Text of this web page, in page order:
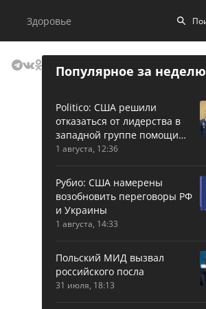
Здоровье
Популярное за неделю
Politico: США решили
отказаться от лидерства в
западной группе помощи
Украине
1 августа, 12:36
Рубио: США намерены
возобновить переговоры РФ
и Украины
1 августа, 14:33
Польский МИД вызвал
российского посла
31 июля, 18:13